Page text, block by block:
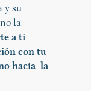
y su
la
a ti
con tu
hacia la